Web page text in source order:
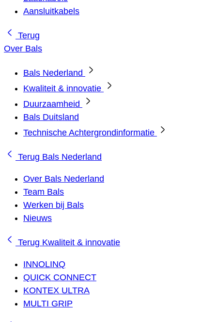
Aansluitkabels
Terug
Over Bals
Bals Nederland
Kwaliteit & innovatie
Duurzaamheid
Bals Duitsland
Technische Achtergrondinformatie
Terug Bals Nederland
Over Bals Nederland
Team Bals
Werken bij Bals
Nieuws
Terug Kwaliteit & innovatie
INNOLINQ
QUICK CONNECT
KONTEX ULTRA
MULTI GRIP